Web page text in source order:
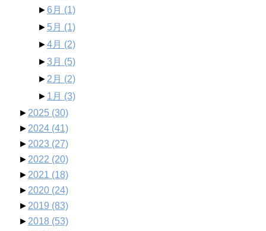
►6月 (1)
► 5月 (1)
►4月 (2)
►3月 (5)
► 2月 (2)
► 1月 (3)
► 2025 (30)
► 2024 (41)
► 2023 (27)
► 2022 (20)
► 2021 (18)
► 2020 (24)
► 2019 (83)
► 2018 (53)